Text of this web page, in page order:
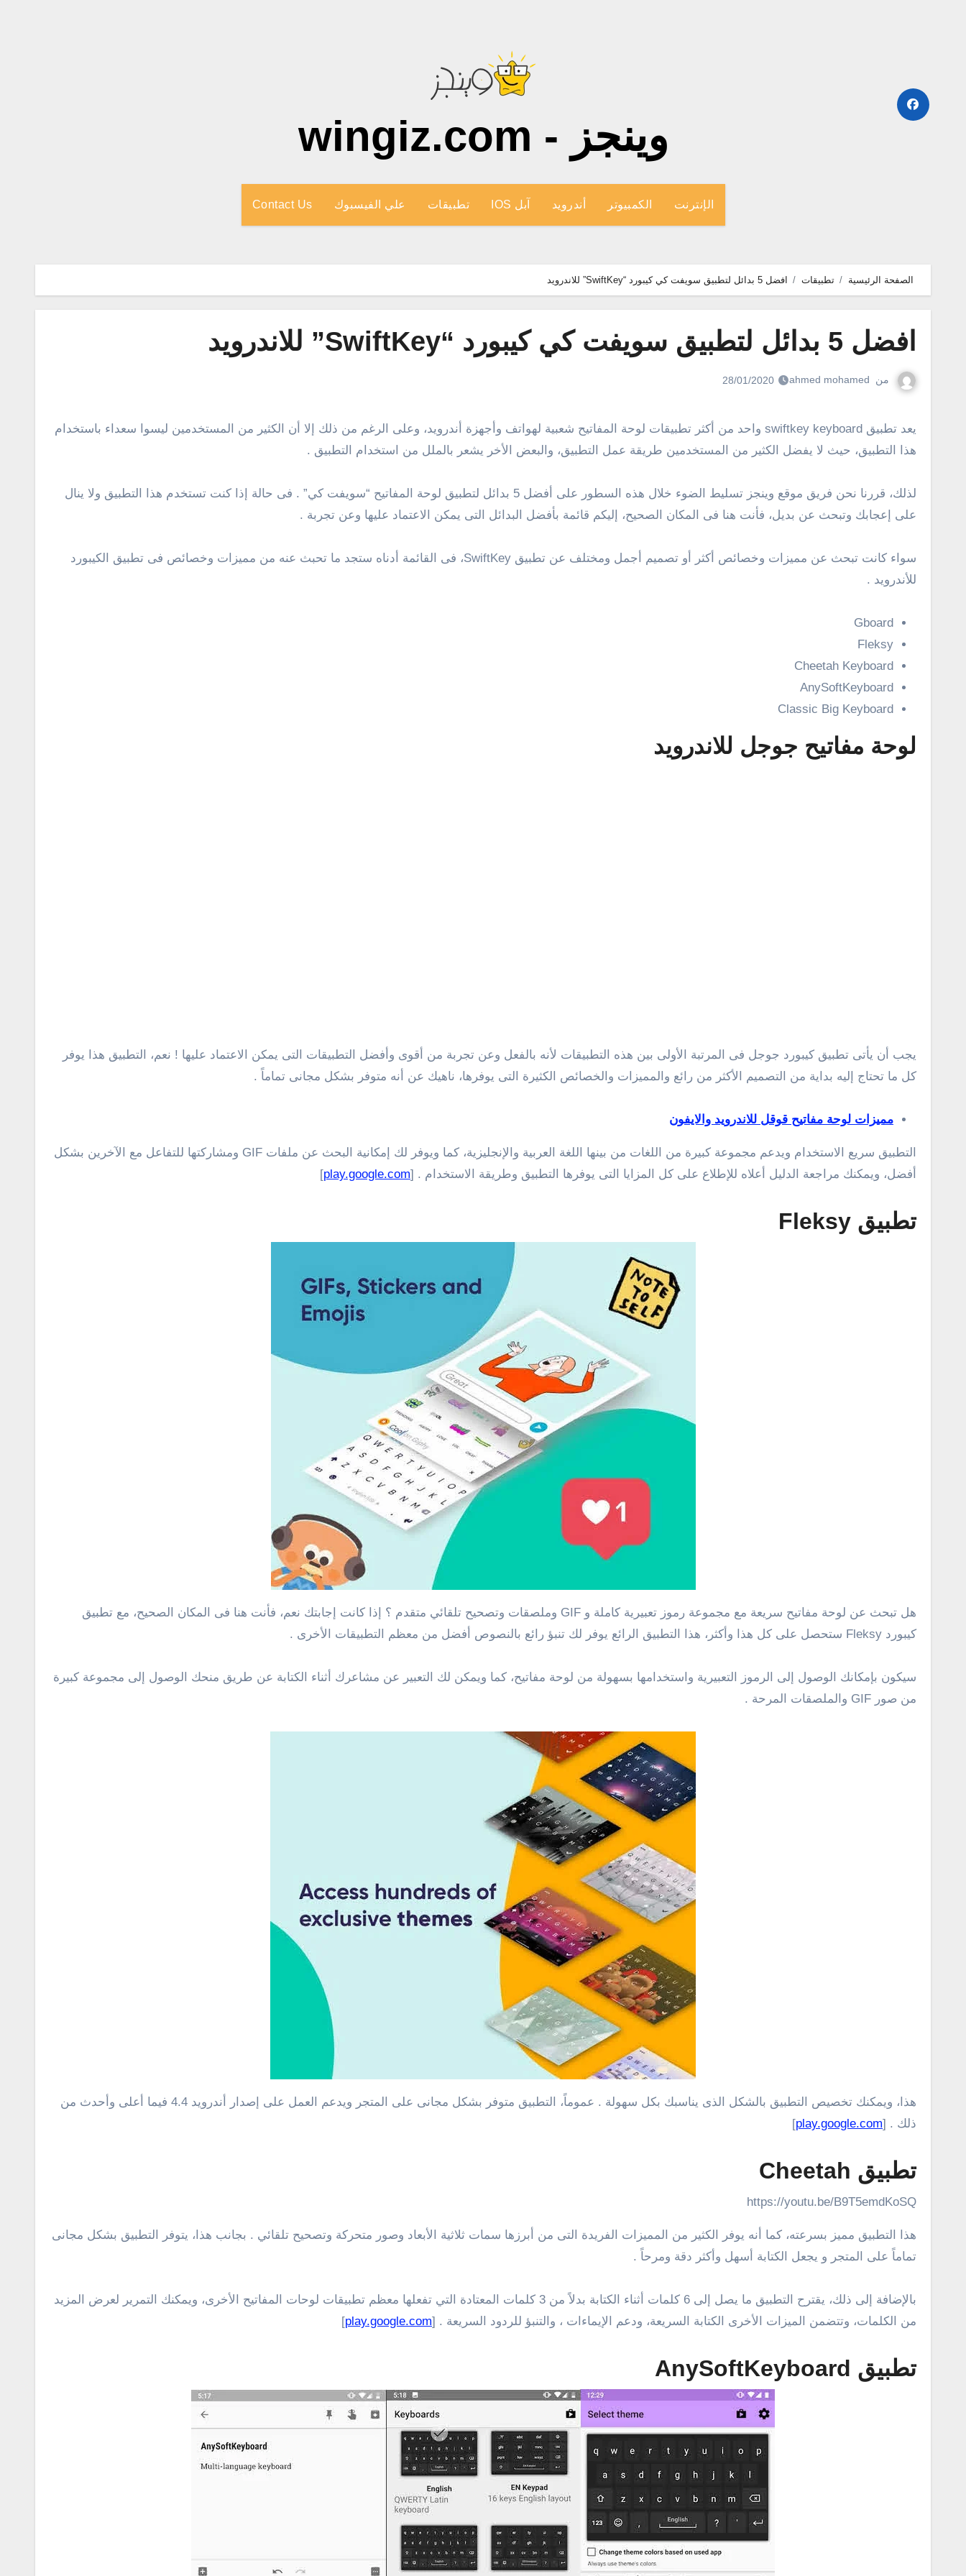
وينجز - wingiz.com
الإنترنت الكمبيوتر أندرويد آبل IOS تطبيقات علي الفيسبوك Contact Us
الصفحة الرئيسية تطبيقات افضل 5 بدائل لتطبيق سويفت كي كيبورد “SwiftKey” للاندرويد
افضل 5 بدائل لتطبيق سويفت كي كيبورد “SwiftKey” للاندرويد
من ahmed mohamed
28/01/2020
يعد تطبيق swiftkey keyboard واحد من أكثر تطبيقات لوحة المفاتيح شعبية لهواتف وأجهزة أندرويد، وعلى الرغم من ذلك إلا أن الكثير من المستخدمين ليسوا سعداء باستخدام
هذا التطبيق، حيث لا يفضل الكثير من المستخدمين طريقة عمل التطبيق، والبعض الأخر يشعر بالملل من استخدام التطبيق .
لذلك، قررنا نحن فريق موقع وينجز تسليط الضوء خلال هذه السطور على أفضل 5 بدائل لتطبيق لوحة المفاتيح “سويفت كي” . فى حالة إذا كنت تستخدم هذا التطبيق ولا ينال
على إعجابك وتبحث عن بديل، فأنت هنا فى المكان الصحيح، إليكم قائمة بأفضل البدائل التى يمكن الاعتماد عليها وعن تجربة .
سواء كانت تبحث عن مميزات وخصائص أكثر أو تصميم أجمل ومختلف عن تطبيق SwiftKey، فى القائمة أدناه ستجد ما تحبث عنه من مميزات وخصائص فى تطبيق الكيبورد
للأندرويد .
Gboard
Fleksy
Cheetah Keyboard
AnySoftKeyboard
Classic Big Keyboard
لوحة مفاتيح جوجل للاندرويد
يجب أن يأتى تطبيق كيبورد جوجل فى المرتبة الأولى بين هذه التطبيقات لأنه بالفعل وعن تجربة من أقوى وأفضل التطبيقات التى يمكن الاعتماد عليها ! نعم، التطبيق هذا يوفر
كل ما تحتاج إليه بداية من التصميم الأكثر من رائع والمميزات والخصائص الكثيرة التى يوفرها، ناهيك عن أنه متوفر بشكل مجانى تماماً .
مميزات لوحة مفاتيح قوقل للاندرويد والايفون
التطبيق سريع الاستخدام ويدعم مجموعة كبيرة من اللغات من بينها اللغة العربية والإنجليزية، كما ويوفر لك إمكانية البحث عن ملفات GIF ومشاركتها للتفاعل مع الآخرين بشكل
أفضل، ويمكنك مراجعة الدليل أعلاه للإطلاع على كل المزايا التى يوفرها التطبيق وطريقة الاستخدام . [play.google.com
]
تطبيق Fleksy
هل تبحث عن لوحة مفاتيح سريعة مع مجموعة رموز تعبيرية كاملة و GIF وملصقات وتصحيح تلقائي متقدم ؟ إذا كانت إجابتك نعم، فأنت هنا فى المكان الصحيح، مع تطبيق
كيبورد Fleksy ستحصل على كل هذا وأكثر، هذا التطبيق الرائع يوفر لك تنبؤ رائع بالنصوص أفضل من معظم التطبيقات الأخرى .
سيكون بإمكانك الوصول إلى الرموز التعبيرية واستخدامها بسهولة من لوحة مفاتيح، كما ويمكن لك التعبير عن مشاعرك أثناء الكتابة عن طريق منحك الوصول إلى مجموعة كبيرة
من صور GIF والملصقات المرحة .
هذا، ويمكنك تخصيص التطبيق بالشكل الذى يناسبك بكل سهولة . عموماً، التطبيق متوفر بشكل مجانى على المتجر ويدعم العمل على إصدار أندرويد 4.4 فيما أعلى وأحدث من
ذلك . [play.google.com
]
تطبيق Cheetah
https://youtu.be/B9T5emdKoSQ
هذا التطبيق مميز بسرعته، كما أنه يوفر الكثير من المميزات الفريدة التى من أبرزها سمات ثلاثية الأبعاد وصور متحركة وتصحيح تلقائي . بجانب هذا، يتوفر التطبيق بشكل مجانى
تماماً على المتجر و يجعل الكتابة أسهل وأكثر دقة ومرحاً .
بالإضافة إلى ذلك، يقترح التطبيق ما يصل إلى 6 كلمات أثناء الكتابة بدلاً من 3 كلمات المعتادة التي تفعلها معظم تطبيقات لوحات المفاتيح الأخرى، ويمكنك التمرير لعرض المزيد
من الكلمات، وتتضمن الميزات الأخرى الكتابة السريعة، ودعم الإيماءات ، والتنبؤ للردود السريعة . [play.google.com
]
تطبيق AnySoftKeyboard